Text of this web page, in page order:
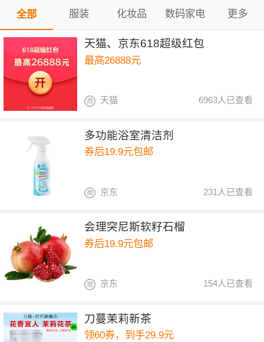
全部 服装 化妆品 数码家电 更多
天猫、京东618超级红包
最高26888元
6963人已查看
天猫
多功能浴室清洁剂
券后19.9元包邮
231人已查看
京东
会理突尼斯软籽石榴
券后19.9元包邮
154人已查看
京东
刀蔓茉莉新茶
领60券，到手29.9元